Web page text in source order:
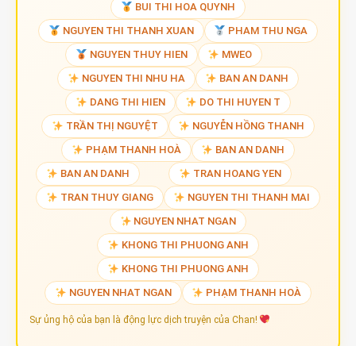
BUI THI HOA QUYNH
NGUYEN THI THANH XUAN
PHAM THU NGA
NGUYEN THUY HIEN
MWEO
NGUYEN THI NHU HA
BAN AN DANH
DANG THI HIEN
DO THI HUYEN T
TRẦN THỊ NGUYỆT
NGUYỄN HỒNG THANH
PHẠM THANH HOÀ
BAN AN DANH
BAN AN DANH
TRAN HOANG YEN
TRAN THUY GIANG
NGUYEN THI THANH MAI
NGUYEN NHAT NGAN
KHONG THI PHUONG ANH
KHONG THI PHUONG ANH
NGUYEN NHAT NGAN
PHẠM THANH HOÀ
Sự ủng hộ của bạn là động lực dịch truyện của Chan!